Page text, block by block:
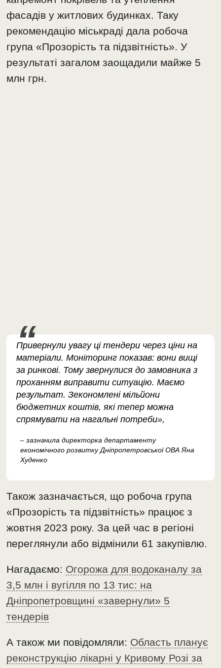
фасадів у житлових будинках. Таку
рекомендацію міськраді дала робоча
група «Прозорість та підзвітність». У
результаті загалом заощадили майже 5
млн грн.
Привернули увагу ці тендери через ціни на
матеріали. Моніторинг показав: вони вищі
за ринкові. Тому звернулися до замовника з
проханням виправити ситуацію. Маємо
результат. Зекономлені мільйони
бюджетних коштів, які тепер можна
спрямувати на нагальні потреби»,
– зазначила директорка департаменту
економічного розвитку Дніпропетровської ОВА Яна
Худенко
Також зазначається, що робоча група
«Прозорість та підзвітність» працює з
жовтня 2023 року. За цей час в регіоні
переглянули або відмінили 61 закупівлю.
Нагадаємо: Огорожа для водоканалу за
3,5 млн і вугілля по 13 тис: на
Дніпропетровщині «завернули» 5
тендерів
А також ми повідомляли: Область планує
реконструкцію лікарні у Кривому Розі за